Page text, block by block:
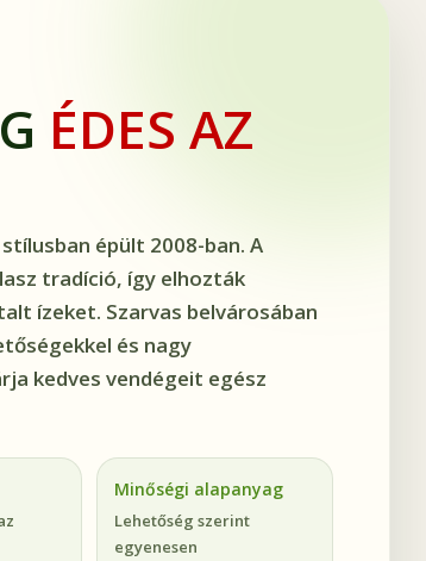
ÉDES AZ
épült 2008-ban. A
tradíció, így elhozták
ízeket. Szarvas belvárosában
és nagy
kedves vendégeit egész
Minőségi alapanyag
Lehetőség szerint
egyenesen